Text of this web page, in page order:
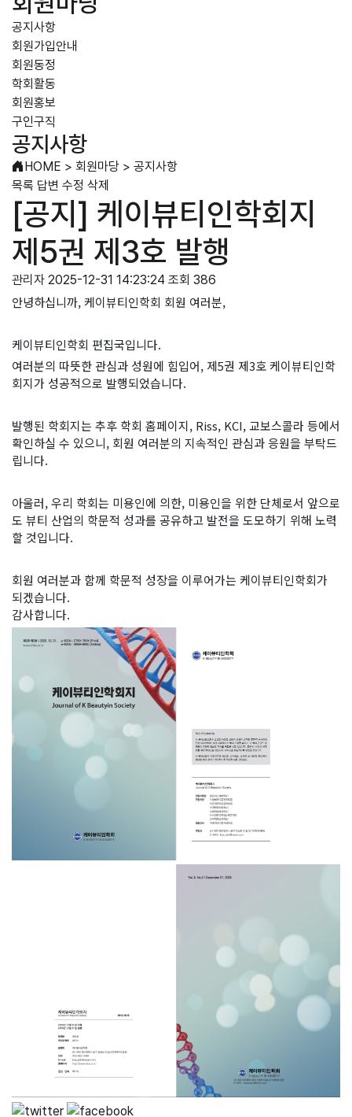
공지사항
회원가입안내
회원동정
학회활동
회원홍보
구인구직
공지사항
HOME > 회원마당 > 공지사항
목록 답변 수정 삭제
[공지] 케이뷰티인학회지
제5권 제3호 발행
관리자 2025-12-31 14:23:24 조회 386
안녕하십니까, 케이뷰티인학회 회원 여러분,
케이뷰티인학회 편집국입니다.
여러분의 따뜻한 관심과 성원에 힘입어, 제5권 제3호 케이뷰티인학
회지가 성공적으로 발행되었습니다.
발행된 학회지는 추후 학회 홈페이지, Riss, KCI, 교보스콜라 등에서
확인하실 수 있으니, 회원 여러분의 지속적인 관심과 응원을 부탁드
립니다.
아울러, 우리 학회는 미용인에 의한, 미용인을 위한 단체로서 앞으로
도 뷰티 산업의 학문적 성과를 공유하고 발전을 도모하기 위해 노력
할 것입니다.
회원 여러분과 함께 학문적 성장을 이루어가는 케이뷰티인학회가
되겠습니다.
감사합니다.